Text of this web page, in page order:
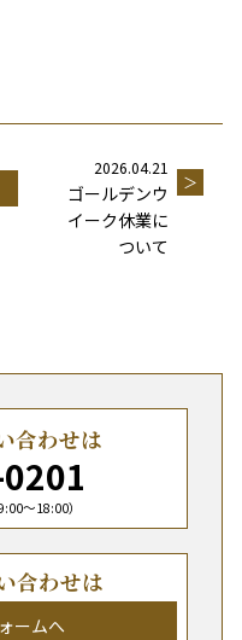
2026.04.21
ゴールデンウ
イーク休業に
ついて
＞
合わせは
〜18:00）
合わせは
ームへ